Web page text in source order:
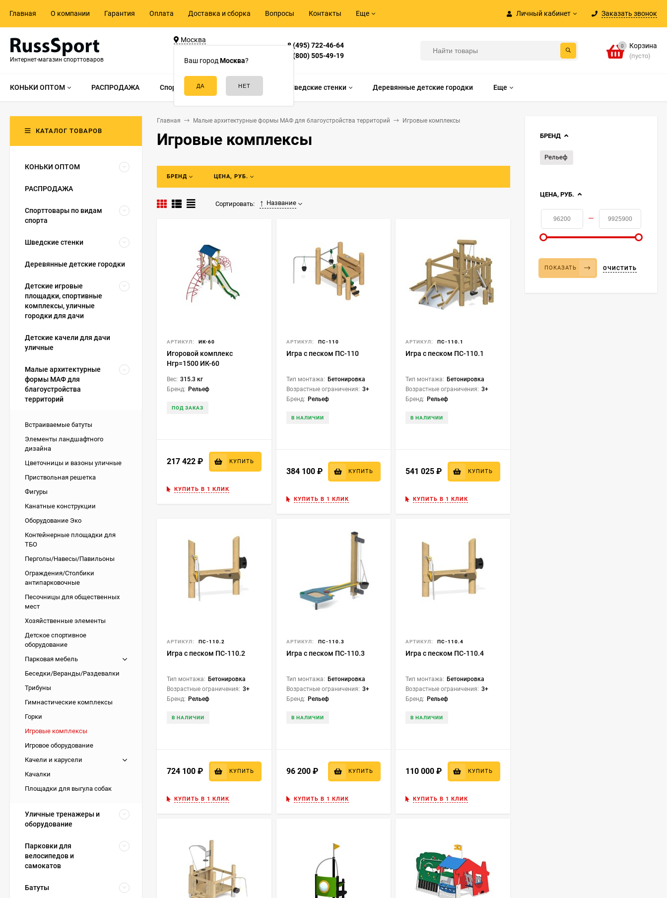
Личный кабинет Заказать звонок
Главная О компании Гарантия Оплата Доставка и сборка Вопросы Контакты Еще
Интернет-магазин спорттоваров
Москва
Ваш город Москва?
д.55, стр.1
8 (495) 722-46-64
8 (800) 505-49-19
0 Корзина
(пусто)
КОНЬКИ ОПТОМ РАСПРОДАЖА Спорттовары по видам спорта Шведские стенки Деревянные детские городки Еще
Главная Малые архитектурные формы МАФ для благоустройства территорий Игровые комплексы
Игровые комплексы
БРЕНД ЦЕНА, РУБ.
Сортировать: Название
АРТИКУЛ: ИК-60
Игоровой комплекс
Нгр=1500 ИК-60
Вес: 315.3 кг
Бренд: Рельеф
ПОД ЗАКАЗ
217 422 КУПИТЬ
КУПИТЬ В 1 КЛИК
АРТИКУЛ: ПС-110
Игра с песком ПС-110
Тип монтажа: Бетонировка
Возрастные ограничения: 3+
Бренд: Рельеф
В НАЛИЧИИ
384 100 ₽ КУПИТЬ
КУПИТЬ В 1 КЛИК
АРТИКУЛ: ПС-110.1
Игра с песком ПС-110.1
Тип монтажа: Бетонировка
Возрастные ограничения: 3+
Бренд: Рельеф
В НАЛИЧИИ
541 025 КУПИТЬ
КУПИТЬ В 1 КЛИК
АРТИКУЛ: ПС-110.2
Игра с песком ПС-110.2
Тип монтажа: Бетонировка
Возрастные ограничения: 3+
Бренд: Рельеф
В НАЛИЧИИ
724 100 КУПИТЬ
КУПИТЬ В 1 КЛИК
АРТИКУЛ: ПС-110.3
Игра с песком ПС-110.3
Тип монтажа: Бетонировка
Возрастные ограничения: 3+
Бренд: Рельеф
В НАЛИЧИИ
96 200 ₽ КУПИТЬ
КУПИТЬ В 1 КЛИК
АРТИКУЛ: ПС-110.4
Игра с песком ПС-110.4
Тип монтажа: Бетонировка
Возрастные ограничения: 3+
Бренд: Рельеф
В НАЛИЧИИ
110 000 КУПИТЬ
КУПИТЬ В 1 КЛИК
КАТАЛОГ ТОВАРОВ
КОНЬКИ ОПТОМ
РАСПРОДАЖА
Спорттовары по видам
спорта
Шведские стенки
Деревянные детские городки
Детские игровые
площадки, спортивные
комплексы, уличные
городки для дачи
Детские качели для дачи
уличные
Малые архитектурные
формы МАФ для
благоустройства
территорий
Встраиваемые батуты
Элементы ландшафтного
дизайна
Цветочницы и вазоны уличные
Приствольная решетка
Фигуры
Канатные конструкции
Оборудование Эко
Контейнерные площадки для
ТБО
Перголы/Навесы/Павильоны
Ограждения/Столбики
антипарковочные
Песочницы для общественных
мест
Хозяйственные элементы
Детское спортивное
оборудование
Парковая мебель
Беседки/Веранды/Раздевалки
Трибуны
Гимнастические комплексы
Горки
Игровые комплексы
Игровое оборудование
Качели и карусели
Качалки
Площадки для выгула собак
Уличные тренажеры и
оборудование
Парковки для
велосипедов и
самокатов
Батуты
БРЕНД
Рельеф
ЦЕНА, РУБ.
—
ПОКАЗАТЬ ОЧИСТИТЬ